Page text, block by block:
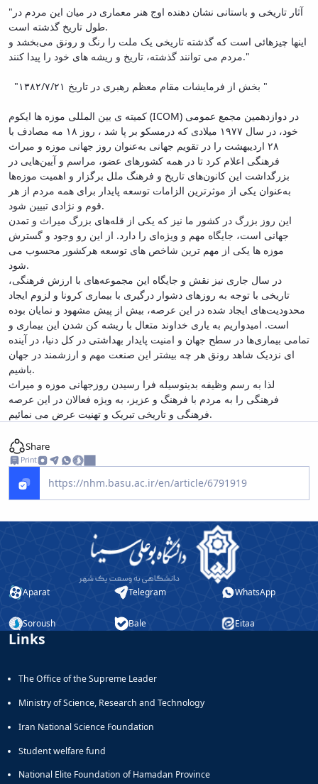
"آثار تاریخی و باستانی نشان دهنده اوج هنر معماری در میان این مردم در
طول تاریخ گذشته است.
اینها چیزهائی است که گذشته تاریخی یک ملت را رنگ و رونق می‌بخشد و
مردم می توانند گذشته، تاریخ و ریشه های خود را پیدا کنند."
"بخش از فرمایشات مقام معظم رهبری در تاریخ ۱۳۸۲/۷/۲۱ "
کمیته ی بین المللی موزه ها ایکوم (ICOM) در دوازدهمین مجمع عمومی
خود، در سال ۱۹۷۷ میلادی که درمسکو بر پا شد ، روز ۱۸ مه مصادف با
۲۸ اردیبهشت را در تقویم جهانی به‌عنوان روز جهانی موزه و میراث
فرهنگی اعلام کرد تا در همه کشورهای عضو، مراسم و آیین‌هایی در
بزرگداشت این کانون‌های تاریخ و فرهنگ ملل برگزار و اهمیت موزه‌ها
به‌عنوان یکی از موثرترین الزامات توسعه پایدار برای همه مردم از هر
قوم و نژادی تبیین شود.
این روز بزرگ در کشور ما نیز که یکی از قله‌های بزرگ میراث و تمدن
جهانی است، جایگاه مهم و ویژه‌ای را دارد. از این رو وجود و گسترش
موزه ها یکی از مهم ترین شاخص های توسعه هرکشور محسوب می
شود.
در سال جاری نیز نقش و جایگاه این مجموعه‌های با ارزش فرهنگی،
تاریخی با توجه به روزهای دشوار درگیری با بیماری کرونا و لزوم ایجاد
محدودیت‌های ایجاد شده در این عرصه، بیش از پیش مشهود و نمایان بوده
است. امیدواریم به یاری خداوند متعال با ریشه کن شدن این بیماری و
تمامی بیماری‌ها در سطح جهان و امنیت پایدار بهداشتی در کل دنیا، در آینده
ای نزدیک شاهد رونق هر چه بیشتر این صنعت مهم و ارزشمند در جهان
باشیم.
لذا به رسم وظیفه بدینوسیله فرا رسیدن روزجهانی موزه و میراث
فرهنگی را به مردم با فرهنگ و عزیز، به ویژه فعالان در این عرصه
فرهنگی و تاریخی تبریک و تهنیت عرض می نمائیم.
Share
Print
Aparat Telegram WhatsApp
Soroush Bale Eitaa
Links
The Office of the Supreme Leader
Ministry of Science, Research and Technology
Iran National Science Foundation
Student welfare fund
National Elite Foundation of Hamadan Province